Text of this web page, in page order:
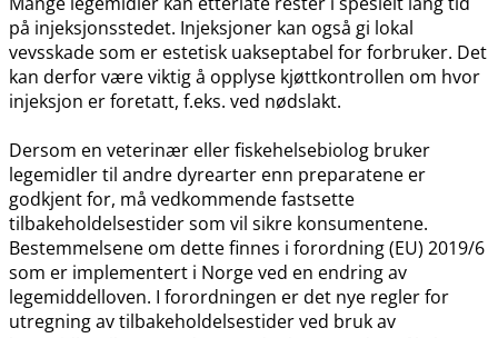
på injeksjonsstedet. Injeksjoner kan også gi lokal
vevsskade som er estetisk uakseptabel for forbruker. Det
kan derfor være viktig å opplyse kjøttkontrollen om hvor
injeksjon er foretatt, f.eks. ved nødslakt.
Dersom en veterinær eller fiskehelsebiolog bruker
legemidler til andre dyrearter enn preparatene er
godkjent for, må vedkommende fastsette
tilbakeholdelsestider som vil sikre konsumentene.
Bestemmelsene om dette finnes i forordning (EU) 2019/6
som er implementert i Norge ved en endring av
legemiddelloven. I forordningen er det nye regler for
utregning av tilbakeholdelsestider ved bruk av